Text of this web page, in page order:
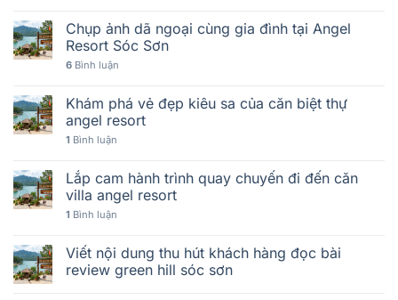
Chụp ảnh dã ngoại cùng gia đình tại Angel
Resort Sóc Sơn
6 Bình luận
Khám phá vẻ đẹp kiêu sa của căn biệt thự
angel resort
1 Bình luận
Lắp cam hành trình quay chuyến đi đến căn
villa angel resort
1 Bình luận
Viết nội dung thu hút khách hàng đọc bài
review green hill sóc sơn